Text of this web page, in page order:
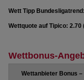
Wett Tipp
Wettquote auf Tipico:
Wettbonus-
Wettanbieter Bonus